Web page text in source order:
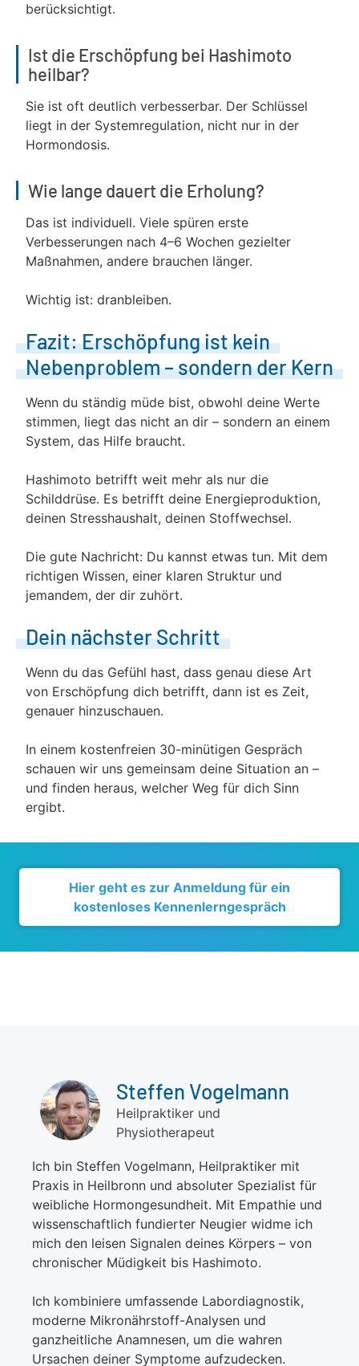
berücksichtigt.
Ist die Erschöpfung bei Hashimoto
heilbar?
Sie ist oft deutlich verbesserbar. Der Schlüssel
liegt in der Systemregulation, nicht nur in der
Hormondosis.
Wie lange dauert die Erholung?
Das ist individuell. Viele spüren erste
Verbesserungen nach 4–6 Wochen gezielter
Maßnahmen, andere brauchen länger.
Wichtig ist: dranbleiben.
Fazit: Erschöpfung ist kein
Nebenproblem – sondern der Kern
Wenn du ständig müde bist, obwohl deine Werte
stimmen, liegt das nicht an dir – sondern an einem
System, das Hilfe braucht.
Hashimoto betrifft weit mehr als nur die
Schilddrüse. Es betrifft deine Energieproduktion,
deinen Stresshaushalt, deinen Stoffwechsel.
Die gute Nachricht: Du kannst etwas tun. Mit dem
richtigen Wissen, einer klaren Struktur und
jemandem, der dir zuhört.
Dein nächster Schritt
Wenn du das Gefühl hast, dass genau diese Art
von Erschöpfung dich betrifft, dann ist es Zeit,
genauer hinzuschauen.
In einem kostenfreien 30-minütigen Gespräch
schauen wir uns gemeinsam deine Situation an –
und finden heraus, welcher Weg für dich Sinn
ergibt.
Hier geht es zur Anmeldung für ein
kostenloses Kennenlerngespräch
Steffen Vogelmann
Heilpraktiker und
Physiotherapeut
Ich bin Steffen Vogelmann, Heilpraktiker mit
Praxis in Heilbronn und absoluter Spezialist für
weibliche Hormongesundheit. Mit Empathie und
wissenschaftlich fundierter Neugier widme ich
mich den leisen Signalen deines Körpers – von
chronischer Müdigkeit bis Hashimoto.
Ich kombiniere umfassende Labordiagnostik,
moderne Mikronährstoff-Analysen und
ganzheitliche Anamnesen, um die wahren
Ursachen deiner Symptome aufzudecken.